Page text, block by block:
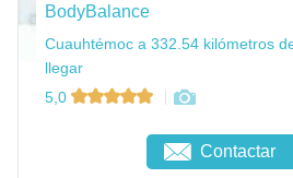
BodyBalance
Cuauhtémoc a 332.54 kilómetros
llegar
5,0
Contactar